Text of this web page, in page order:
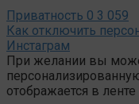
Приватность 0 3 059
Как отключить
Инстаграм
При желании вы
отображается в ленте